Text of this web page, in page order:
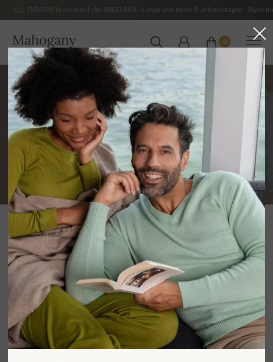
GRATIS leverans från 3600 SEK - Leverans inom 5 arbetsdagar - Byte
Mahogany
SVERIGE
0
souhlasím se zpracováním
osobních údajů
Vi erbjuder 100% kashmir Handgjord i Nepal